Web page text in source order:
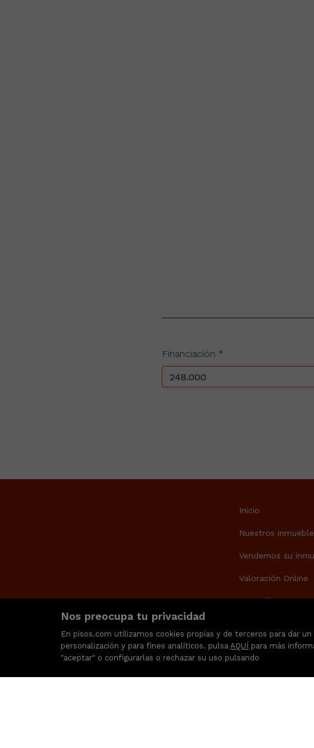
Nos preocupa tu privacidad
En pisos.com utilizamos cookies propias y de terceros para dar
personalización y para fines analíticos. pulsa AQUÍ para más
"aceptar" o configurarlas o rechazar su uso pulsando
Financiación *
Inicio
Nuestros
Vendemos su
Valoración Online
Texto libre 1